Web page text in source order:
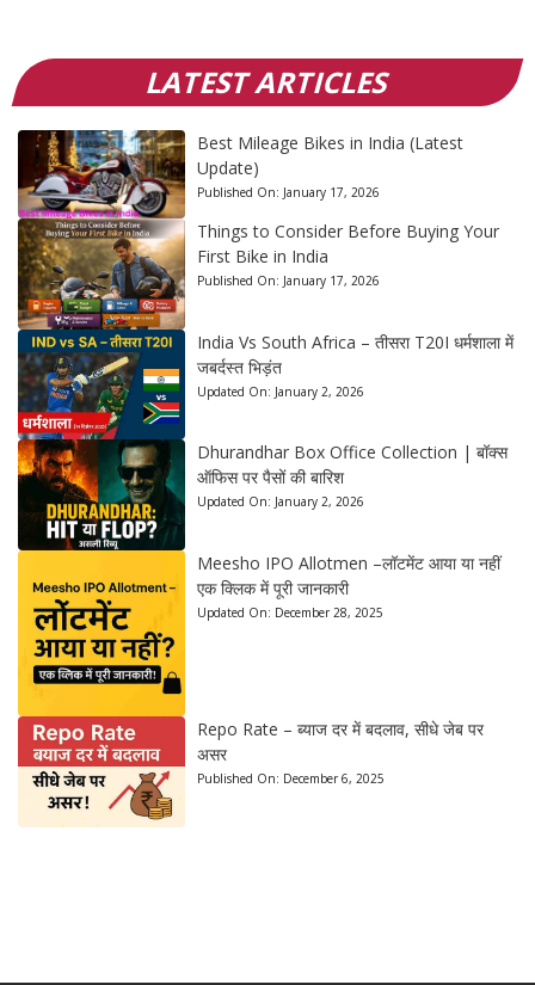
LATEST ARTICLES
Best Mileage Bikes in India (Latest
Update)
Published On: January 17, 2026
Things to Consider Before Buying Your
First Bike in India
Published On: January 17, 2026
India Vs South Africa – तीसरा T20I धर्मशाला में
जबर्दस्त भिड़ंत
Updated On: January 2, 2026
Dhurandhar Box Office Collection | बॉक्स
ऑफिस पर पैसों की बारिश
Updated On: January 2, 2026
Meesho IPO Allotmen –लॉटमेंट आया या नहीं
एक क्लिक में पूरी जानकारी
Updated On: December 28, 2025
Repo Rate – ब्याज दर में बदलाव, सीधे जेब पर
असर
Published On: December 6, 2025